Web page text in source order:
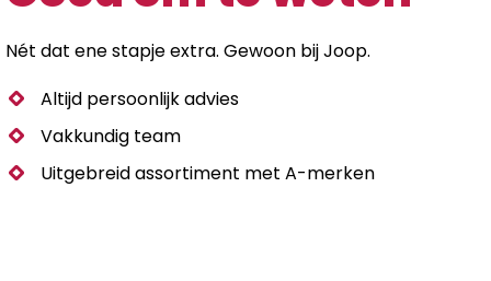
Nét dat ene stapje extra. Gewoon bij Joop.
Altijd persoonlijk advies
Vakkundig team
Uitgebreid assortiment met A-merken